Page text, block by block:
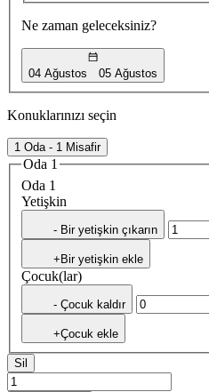
Ne zaman geleceksiniz?
04 Ağustos 05 Ağustos
Konuklarınızı seçin
1 Oda - 1 Misafir
Oda 1
Oda 1
Yetişkin
- Bir yetişkin çıkarın
+Bir yetişkin ekle
Çocuk(lar)
- Çocuk kaldır
+Çocuk ekle
Sil